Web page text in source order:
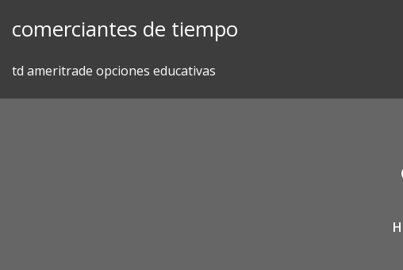
comerciantes de tiempo
td ameritrade opciones educativas